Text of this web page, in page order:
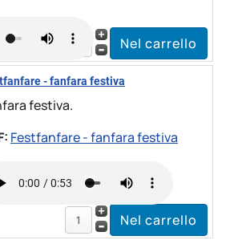
- fanfara festiva
festiva.
Festfanfare - fanfara festiva